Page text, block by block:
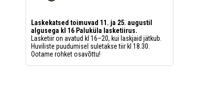
Laskekatsed toimuvad 11. ja 25. augustil
algusega kl 16 Paluküla lasketiirus.
Lasketiir on avatud kl 16–20, kui laskjaid jätkub.
Huviliste puudumisel suletakse tiir kl 18.30.
Ootame rohket osavõttu!